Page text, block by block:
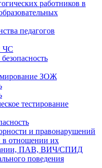
работников в
педагогов
ЧС
ЗОЖ
тестирование
и правонарушений
в отношении их
ПАВ, ВИЧ/СПИД
поведения